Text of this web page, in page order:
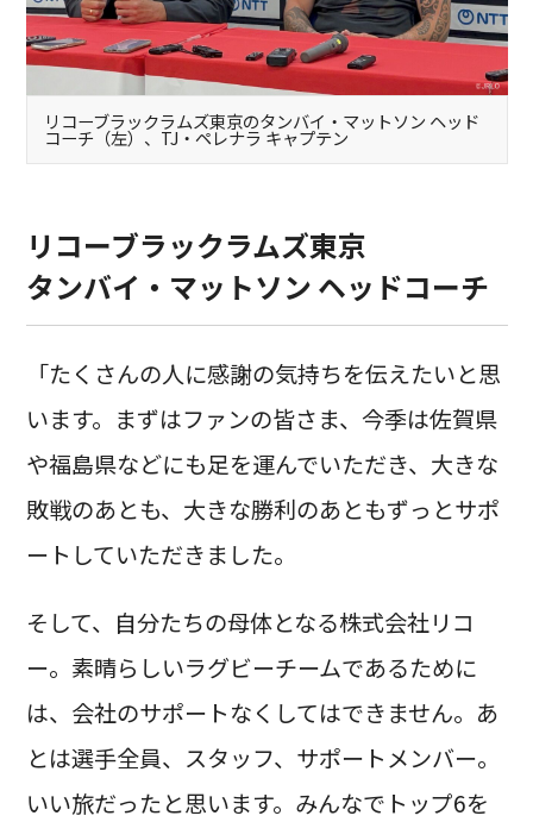
リコーブラックラムズ東京のタンバイ・マットソン ヘッド
コーチ（左）、TJ・ペレナラ キャプテン
リコーブラックラムズ東京
タンバイ・マットソン ヘッドコーチ
「たくさんの人に感謝の気持ちを伝えたいと思
います。まずはファンの皆さま、今季は佐賀県
や福島県などにも足を運んでいただき、大きな
敗戦のあとも、大きな勝利のあともずっとサポ
ートしていただきました。
そして、自分たちの母体となる株式会社リコ
ー。素晴らしいラグビーチームであるために
は、会社のサポートなくしてはできません。あ
とは選手全員、スタッフ、サポートメンバー。
いい旅だったと思います。みんなでトップ6を